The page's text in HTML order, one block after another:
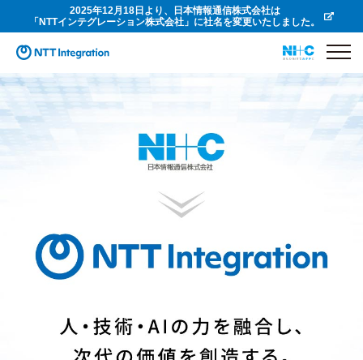
2025年12月18日より、日本情報通信株式会社は
「NTTインテグレーション株式会社」に社名を変更いたしました。
おもひをITでカタチに
私たちは考えます・・・何が大切なのかを、お客様の立場になって
私たちは歩み続けます・・・「まかせて良かった」と言ってもらえるサービスと共
に、未来へ向かって